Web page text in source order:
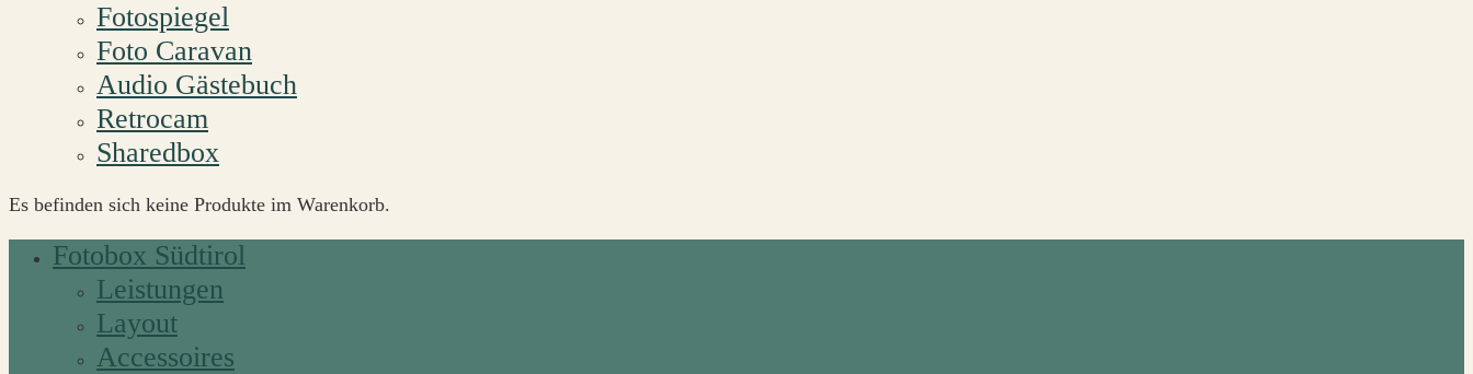
Fotospiegel
Foto Caravan
Audio Gästebuch
Retrocam
Sharedbox
Es befinden sich keine Produkte im Warenkorb.
Fotobox Südtirol
Leistungen
Layout
Accessoires